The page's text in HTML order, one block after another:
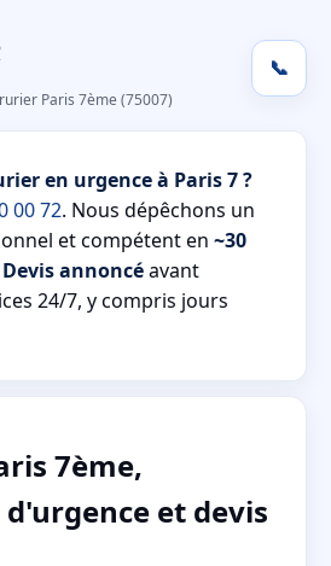
Paris 7ème (75007)
📞
en urgence à Paris 7 ?
00 72. Nous dépêchons un
et compétent en ~30
Devis annoncéavant
24/7, y compris jours
7ème,
et devis